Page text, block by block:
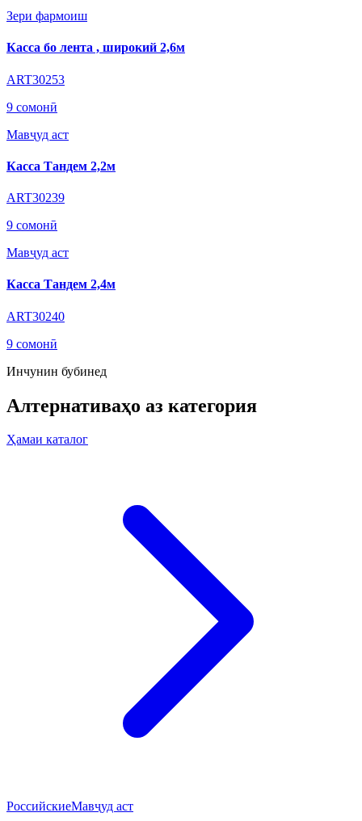
Зери фармоиш
Касса бо лента , широкий 2,6м
ART30253
9 сомонӣ
Мавҷуд аст
Касса Тандем 2,2м
ART30239
9 сомонӣ
Мавҷуд аст
Касса Тандем 2,4м
ART30240
9 сомонӣ
Инчунин бубинед
Алтернативаҳо аз категория
Ҳамаи каталог
РоссийскиеМавҷуд аст